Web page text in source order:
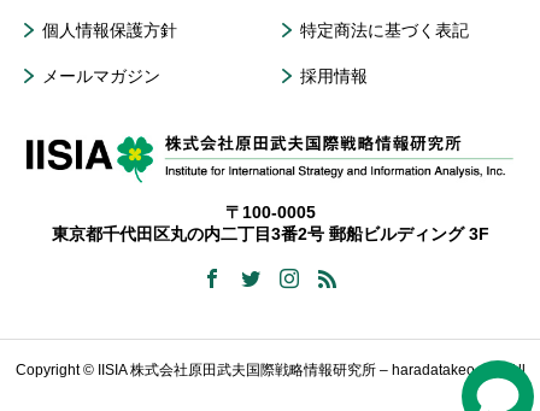
個人情報保護方針 特定商法に基づく表記
メールマガジン 採用情報
〒100-0005
東京都千代田区丸の内二丁目3番2号 郵船ビルディング 3F
Copyright © IISIA 株式会社原田武夫国際戦略情報研究所 – haradatakeo.com All